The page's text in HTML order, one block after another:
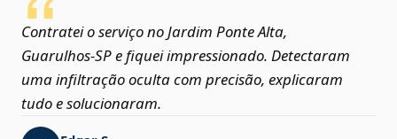
Contratei o serviço no Jardim Ponte Alta,
Guarulhos‑SP e fiquei impressionado. Detectaram
uma infiltração oculta com precisão, explicaram
tudo e solucionaram.